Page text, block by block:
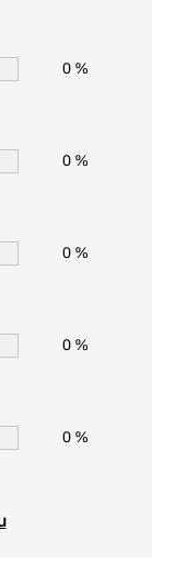
0 %
0 %
0 %
0 %
0 %